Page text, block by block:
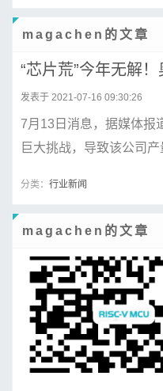
magachen的文章
“芯片荒”今年无解
发表于 2021-07-16 09:30:26
7月13日消息，据媒体报
巨大挑战，导致该公司
分类： 行业新闻
magachen的文章